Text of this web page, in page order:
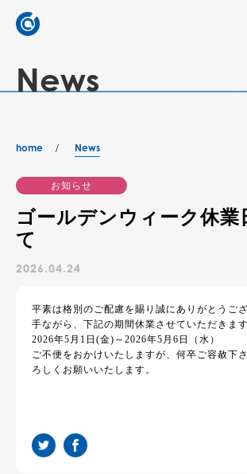
News
home News
お知らせ
ゴールデンウィーク休業
て
2026.04.24
平素は格別のご配慮を賜り誠にありがとうご
手ながら、下記の期間休業させていただきます
2026年5月1日(金)～2026年5月6日（水）
ご不便をおかけいたしますが、何卒ご容赦下
ろしくお願いいたします。
twitter